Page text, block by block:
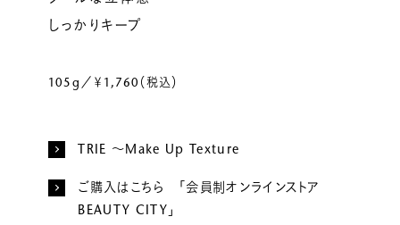
しっかりキープ
105g／￥1,760（税込）
TRIE ～Make Up Texture
ご購入はこちら 「会員制オンラインストア
BEAUTY CITY」